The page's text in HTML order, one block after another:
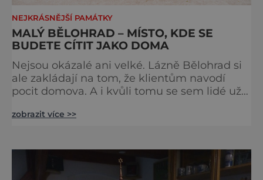
NEJKRÁSNĚJŠÍ PAMÁTKY
MALÝ BĚLOHRAD – MÍSTO, KDE SE
BUDETE CÍTIT JAKO DOMA
Nejsou okázalé ani velké. Lázně Bělohrad si
ale zakládají na tom, že klientům navodí
pocit domova. A i kvůli tomu se sem lidé už
lázeňské koncerty ani velkolepé akce.
nevšimne, ani se jí kolonáda vlastně neříká.
zobrazit více >>